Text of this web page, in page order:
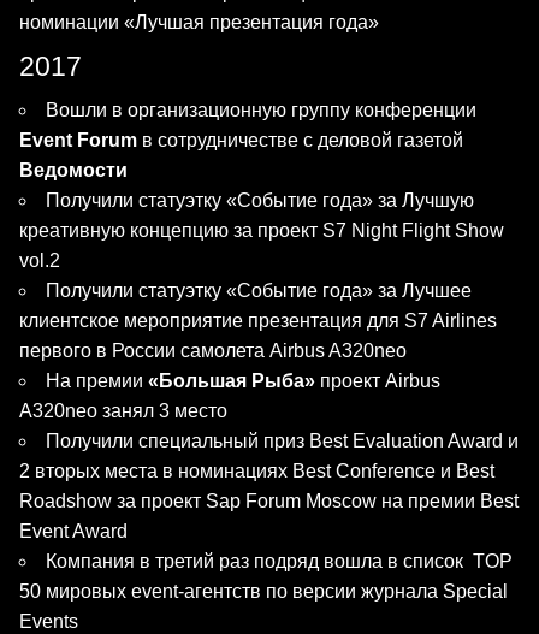
номинации «Лучшая презентация года»
2017
Вошли в организационную группу конференции
Event Forum в сотрудничестве с деловой газетой
Ведомости
Получили статуэтку «Событие года» за Лучшую
креативную концепцию за проект S7 Night Flight Show
vol.2
Получили статуэтку «Событие года» за Лучшее
клиентское мероприятие презентация для S7 Airlines
первого в России самолета Airbus A320neo
На премии «Большая Рыба» проект Airbus
A320neo занял 3 место
Получили специальный приз Best Evaluation Award и
2 вторых места в номинациях Best Conference и Best
Roadshow за проект Sap Forum Moscow на премии Best
Event Award
Компания в третий раз подряд вошла в список TOP
50 мировых event-агентств по версии журнала Special
Events